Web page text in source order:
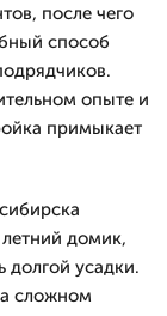
после чего
способ
опыте и
примыкает
домик,
долгой усадки.
сложном